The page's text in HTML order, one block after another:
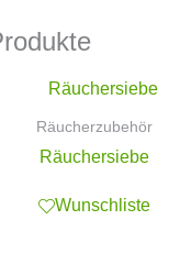
Räucherzubehör
Räuchersiebe
Wunschliste